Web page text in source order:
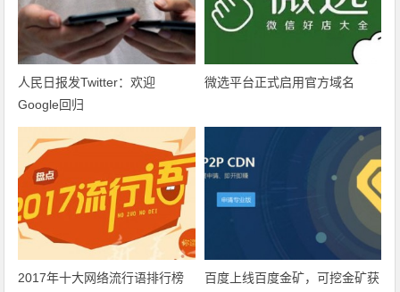
人民日报发Twitter：欢迎
Google回归
微选平台正式启用官方域名
2017年十大网络流行语排行榜
百度上线百度金矿，可挖金矿获